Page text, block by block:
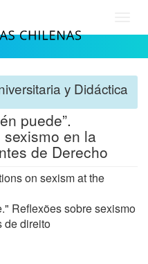
y Didáctica
puede”.
en la
de Derecho
on sexism at the
Reflexões sobre sexismo
de direito